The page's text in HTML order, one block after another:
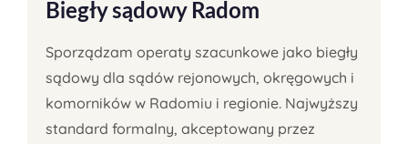
Biegły sądowy Radom
Sporządzam operaty szacunkowe jako biegły
sądowy dla sądów rejonowych, okręgowych i
komorników w Radomiu i regionie. Najwyższy
standard formalny, akceptowany przez